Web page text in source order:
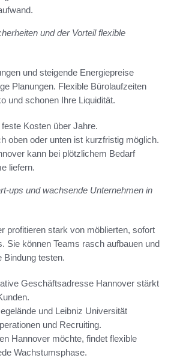
und der Vorteil flexible
und steigende Energiepreise
Planungen. Flexible Bürolaufzeiten
und schonen Ihre Liquidität.
Kosten über Jahre.
oben oder unten ist kurzfristig möglich.
kann bei plötzlichem Bedarf
liefern.
ups und wachsende Unternehmen in
profitieren stark von möblierten, sofort
Sie können Teams rasch aufbauen und
Bindung testen.
Geschäftsadresse Hannover stärkt
und Leibniz Universität
und Recruiting.
Hannover möchte, findet flexible
Wachstumsphase.